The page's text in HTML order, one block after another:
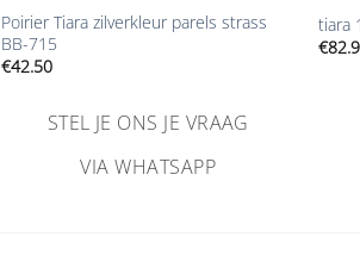
Poirier Tiara zilverkleur parels strass
BB-715
€42.50
STEL JE ONS JE VRAAG
VIA WHATSAPP
tiara
€